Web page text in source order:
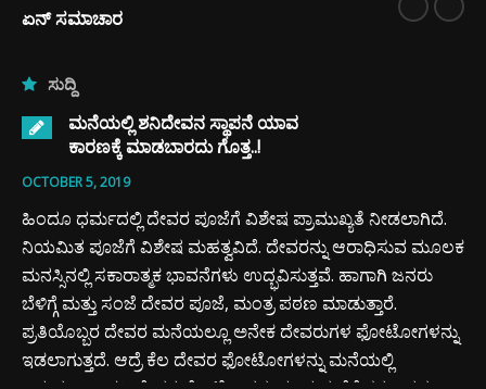
ಏನ್ ಸಮಾಚಾರ
ಸುದ್ದಿ
ಮನೆಯಲ್ಲಿ ಶನಿದೇವನ ಸ್ಥಾಪನೆ ಯಾವ
ಕಾರಣಕ್ಕೆ ಮಾಡಬಾರದು ಗೊತ್ತ..!
OCTOBER 5, 2019
ಹಿಂದೂ ಧರ್ಮದಲ್ಲಿ ದೇವರ ಪೂಜೆಗೆ ವಿಶೇಷ ಪ್ರಾಮುಖ್ಯತೆ ನೀಡಲಾಗಿದೆ.
ನಿಯಮಿತ ಪೂಜೆಗೆ ವಿಶೇಷ ಮಹತ್ವವಿದೆ. ದೇವರನ್ನು ಆರಾಧಿಸುವ ಮೂಲಕ
ಮನಸ್ಸಿನಲ್ಲಿ ಸಕಾರಾತ್ಮಕ ಭಾವನೆಗಳು ಉದ್ಭವಿಸುತ್ತವೆ. ಹಾಗಾಗಿ ಜನರು
ಬೆಳಿಗ್ಗೆ ಮತ್ತು ಸಂಜೆ ದೇವರ ಪೂಜೆ, ಮಂತ್ರ ಪಠಣ ಮಾಡುತ್ತಾರೆ.
ಪ್ರತಿಯೊಬ್ಬರ ದೇವರ ಮನೆಯಲ್ಲೂ ಅನೇಕ ದೇವರುಗಳ ಫೋಟೋಗಳನ್ನು
ಇಡಲಾಗುತ್ತದೆ. ಆದ್ರೆ ಕೆಲ ದೇವರ ಫೋಟೋಗಳನ್ನು ಮನೆಯಲ್ಲಿ